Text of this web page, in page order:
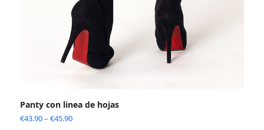
Panty con linea de hojas
€43.90– €45.90